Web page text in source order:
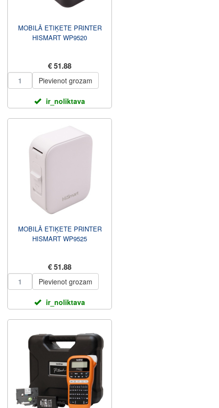
MOBILĀ ETIĶETE PRINTER
HISMART WP9520
€ 51.88
Pievienot grozam
ir_noliktava
MOBILĀ ETIĶETE PRINTER
HISMART WP9525
€ 51.88
Pievienot grozam
ir_noliktava